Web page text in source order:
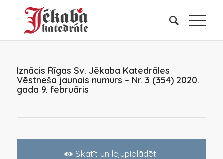
Iznācis Rīgas Sv. Jēkaba Katedrāles
Vēstneša jaunais numurs – Nr. 3 (354) 2020.
gada 9. februāris
Skatīt un lejupielādēt